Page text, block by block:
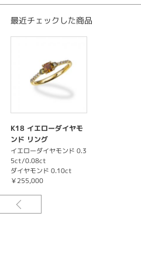
最近チェックした商品
K18 イエローダイヤモ
ンド リング
イエローダイヤモンド 0.3
5ct/0.08ct
ダイヤモンド 0.10ct
￥255,000